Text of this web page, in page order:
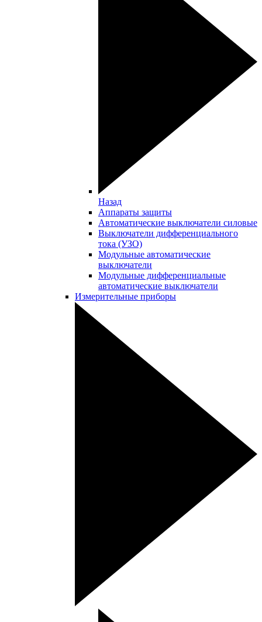
Назад
Аппараты защиты
Автоматические выключатели силовые
Выключатели дифференциального
тока (УЗО)
Модульные автоматические
выключатели
Модульные дифференциальные
автоматические выключатели
Измерительные приборы